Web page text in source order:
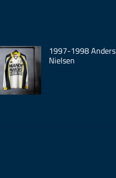
1997-1998 Anders
Nielsen